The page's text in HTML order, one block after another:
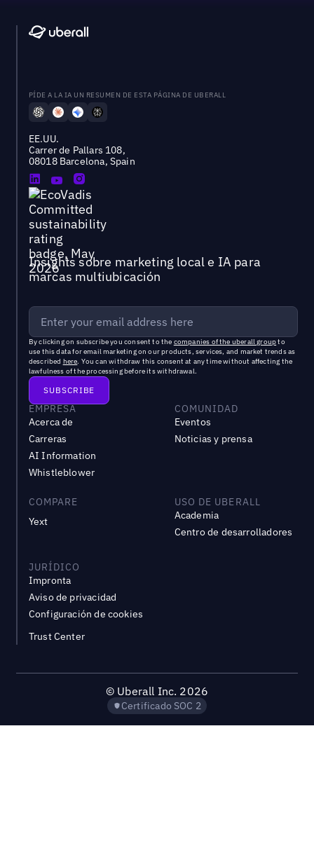
PÍDE A LA IA UN RESUMEN DE ESTA PÁGINA DE UBERALL
EE.UU.
Carrer de Pallars 108,
08018 Barcelona, Spain
Insights sobre marketing local e IA para
marcas multiubicación
By clicking on subscribe you consent to the companies of the uberall groupto
use this data for email marketing on our products, services, and market trends as
described here. You can withdraw this consent at any time without affecting the
lawfulness of the processing before its withdrawal.
EMPRESA
Acerca de
Carreras
AI Information
Whistleblower
COMUNIDAD
Eventos
Noticias y prensa
COMPARE
Yext
USO DE UBERALL
Academia
Centro de desarrolladores
JURÍDICO
Impronta
Aviso de privacidad
Configuración de cookies
Trust Center
© Uberall Inc. 2026
Certificado SOC 2